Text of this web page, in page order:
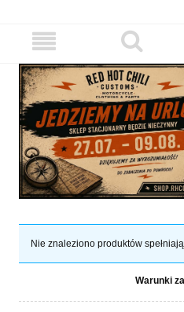
Nie znaleziono produktów
Warunki